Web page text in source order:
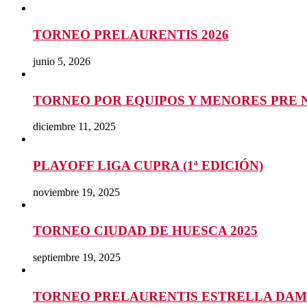
TORNEO PRELAURENTIS 2026
junio 5, 2026
TORNEO POR EQUIPOS Y MENORES PRE
diciembre 11, 2025
PLAYOFF LIGA CUPRA (1ª EDICIÓN)
noviembre 19, 2025
TORNEO CIUDAD DE HUESCA 2025
septiembre 19, 2025
TORNEO PRELAURENTIS ESTRELLA